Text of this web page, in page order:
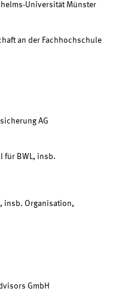
Universität Münster
an der Fachhochschule
AG
für BWL, insb.
insb. Organisation,
GmbH